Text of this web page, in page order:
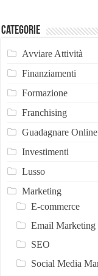
Categorie
Avviare Attività
Finanziamenti
Formazione
Franchising
Guadagnare Online
Investimenti
Lusso
Marketing
E-commerce
Email Marketing
SEO
Social Media